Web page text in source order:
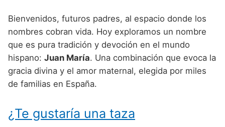
Nombres de niño que empiezan por D
Nombres de niño que empiezan por E
Nombres de niño que empiezan por F
Nombres de niño que empiezan por G
Nombres de niño que empiezan por I
Nombres de Niño Asturianos
Nombres de Niño Baleares
Nombres de Niño Cantabros
Nombres de Niño Celtas
Nombres de Niño Egipcios
Nombres de Niño Griegos
Nombres de Niño Mitologicos
Nombres de Niño Alemanes
Nombres de Niño Americanos
Nombres de Niño Arabes
Nombres de Niño Chinos
Nombres de Niño Franceses
Buscar
Bienvenidos, futuros padres, al espacio donde los
nombres cobran vida. Hoy exploramos un nombre
que es pura tradición y devoción en el mundo
hispano: Juan María. Una combinación que evoca la
gracia divina y el amor maternal, elegida por miles
de familias en España.
¿Te gustaría una taza